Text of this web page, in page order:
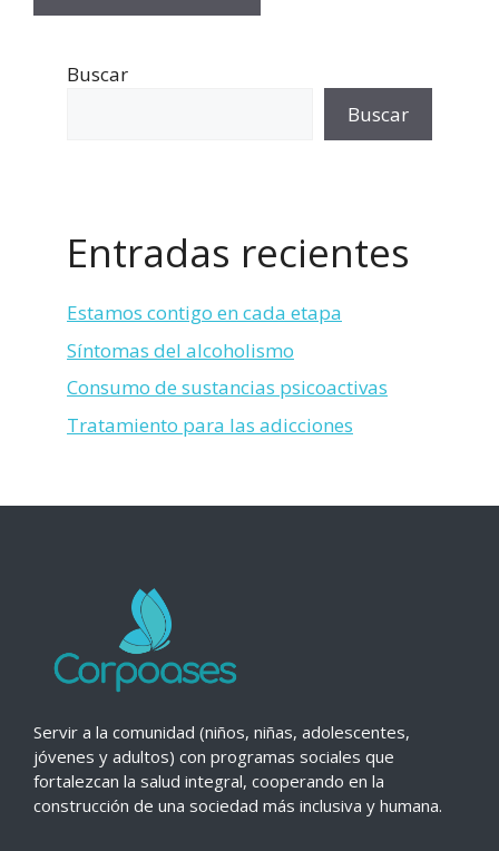
Buscar
Buscar
Entradas recientes
Estamos contigo en cada etapa
Síntomas del alcoholismo
Consumo de sustancias psicoactivas
Tratamiento para las adicciones
Servir a la comunidad (niños, niñas, adolescentes,
jóvenes y adultos) con programas sociales que
fortalezcan la salud integral, cooperando en la
construcción de una sociedad más inclusiva y humana.